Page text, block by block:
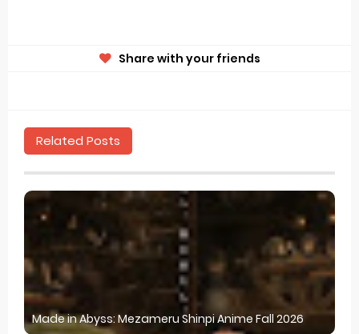
Share with your friends
Related Posts
Made in Abyss: Mezameru Shinpi Anime Fall 2026